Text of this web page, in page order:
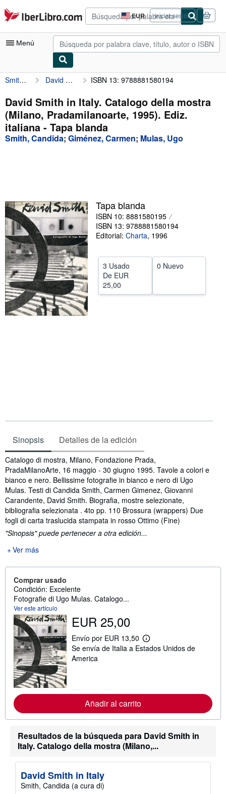
Pasar al contenido principal
IberLibro.com EUR
Preferencias
de
compra
del
Iniciar sesión
Menú
Mi cuenta
Consultar mis pedidos
Búsqueda avanzada
Colecciones
Comenzar a vender
Ayuda
CERRAR
Smith, Candida David Smith in Italy. Catalogo della mostra (Milano, Pradamilanoarte, 1995). Ediz. italiana ISBN 13: 9788881580194
David Smith in Italy. Catalogo della mostra
(Milano, Pradamilanoarte, 1995). Ediz.
italiana - Tapa blanda
Smith, Candida; Giménez, Carmen; Mulas, Ugo
Tapa blanda
ISBN 10: 8881580195
ISBN 13: 9788881580194
Editorial: Charta, 1996
3 Usado
De EUR
25,00
0 Nuevo
Sinopsis Detalles de la edición
Sinopsis
Catalogo di mostra, Milano, Fondazione Prada,
PradaMilanoArte, 16 maggio - 30 giugno 1995. Tavole a colori e
bianco e nero. Bellissime fotografie in bianco e nero di Ugo
Mulas. Testi di Candida Smith, Carmen Gimenez, Giovanni
Carandente, David Smith. Biografia, mostre selezionate,
bibliografia selezionata . 4to pp. 110 Brossura (wrappers) Due
fogli di carta traslucida stampata in rosso Ottimo (Fine)
"Sinopsis" puede pertenecer a otra edición...
Ver más
Comprar usado
Condición: Excelente
Fotografie di Ugo Mulas. Catalogo...
Ver este artículo
EUR 25,00
Envío por EUR 13,50
M
á
r
ó
n
s
b
Se envía de Italia a Estados Unidos de
America
Añadir al carrito
Resultados de la búsqueda para David Smith in
Italy. Catalogo della mostra (Milano,...
David Smith in Italy
Smith, Candida (a cura di)